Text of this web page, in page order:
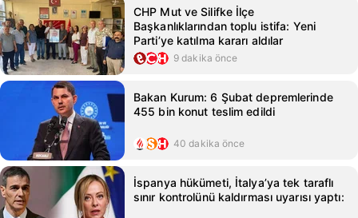
CHP Mut ve Silifke İlçe
Başkanlıklarından toplu istifa: Yeni
Parti’ye katılma kararı aldılar
9 dakika önce
Bakan Kurum: 6 Şubat depremlerinde
455 bin konut teslim edildi
40 dakika önce
İspanya hükümeti, İtalya’ya tek taraflı
sınır kontrolünü kaldırması uyarısı yaptı: